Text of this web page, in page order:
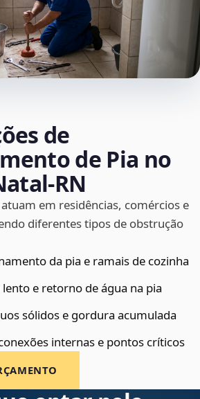
de
de Pia no
em residências, comércios e
diferentes tipos de obstrução
da pia e ramais de cozinha
e retorno de água na pia
sólidos e gordura acumulada
internas e pontos críticos